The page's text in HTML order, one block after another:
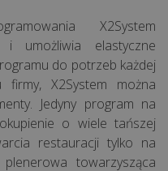
X2System
i umożliwia elastyczne
do potrzeb każdej
X2System można
Jedyny program na
o wiele tańszej
restauracji tylko na
towarzysząca